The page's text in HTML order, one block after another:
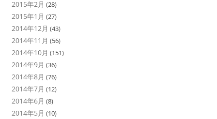
2015年2月 (28)
2015年1月 (27)
2014年12月 (43)
2014年11月 (56)
2014年10月 (151)
2014年9月 (36)
2014年8月 (76)
2014年7月 (12)
2014年6月 (8)
2014年5月 (10)